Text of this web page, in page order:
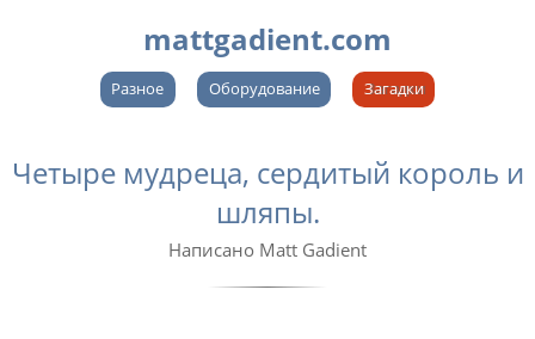
mattgadient.com
Разное Оборудование Загадки
Четыре мудреца, сердитый король и
шляпы.
Написано Matt Gadient